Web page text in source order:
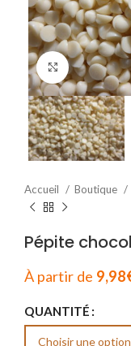
Cliquez
Accueil Boutique
Pépite
À partir de 9,98
QUANTITÉ